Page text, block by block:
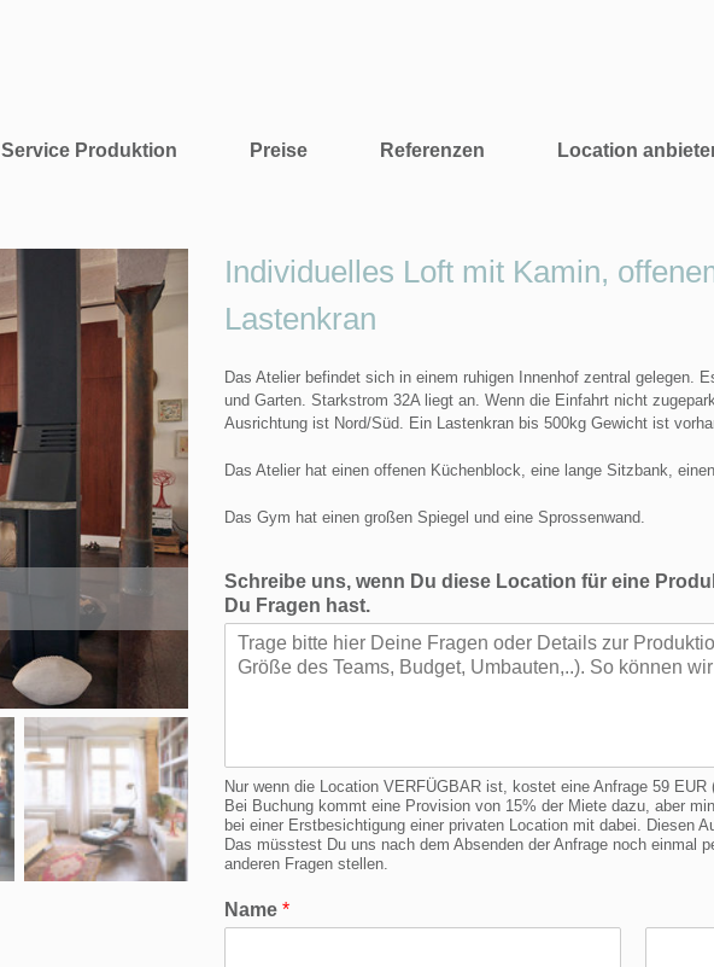
Service Produktion Preise Referenzen Location
Individuelles Loft mit Kamin,
Lastenkran
Das Atelier befindet sich in einem ruhigen Innenhof zentral gelegen.
und Garten. Starkstrom 32A liegt an. Wenn die Einfahrt nicht
Ausrichtung ist Nord/Süd. Ein Lastenkran bis 500kg Gewicht ist
Das Atelier hat einen offenen Küchenblock, eine lange Sitzbank,
Das Gym hat einen großen Spiegel und eine Sprossenwand.
Schreibe uns, wenn Du diese Location für eine
Du Fragen hast.
Nur wenn die Location VERFÜGBAR ist, kostet eine Anfrage 59
Bei Buchung kommt eine Provision von 15% der Miete dazu, aber
bei einer Erstbesichtigung einer privaten Location mit dabei. Diesen
Das müsstest Du uns nach dem Absenden der Anfrage noch einmal
anderen Fragen stellen.
Name *